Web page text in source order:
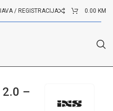
/ REGISTRACIJA 0.00 KM
2.0 –